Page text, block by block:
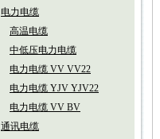
电力电缆
高温电缆
中低压电力电缆
电力电缆 VV VV22
电力电缆 YJV YJV22
电力电缆 VV BV
通讯电缆